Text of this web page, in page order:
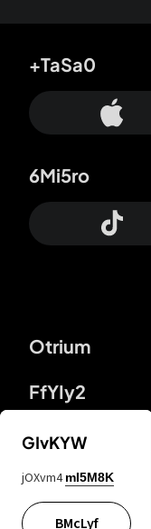
Otrium
FfYIy2
+TaSa0
6Mi5ro
DDcvSo
GIvKYW
jOXvm4 mI5M8K
BMcLyf